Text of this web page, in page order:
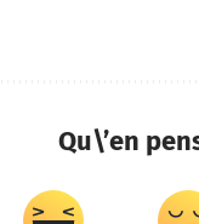
Qu\’en